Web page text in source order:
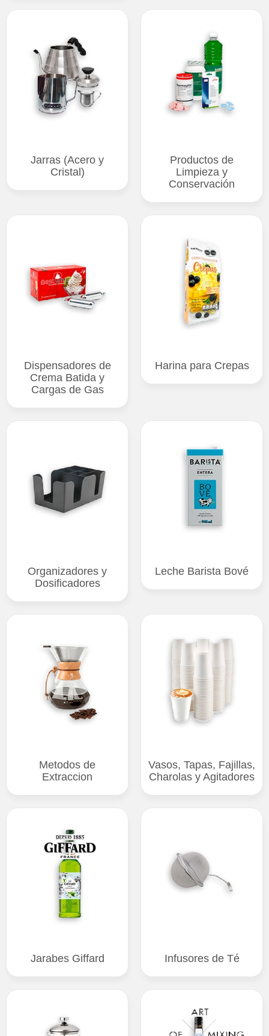
Jarras (Acero y
Cristal)
Productos de
Limpieza y
Conservación
Dispensadores de
Crema Batida y
Cargas de Gas
Harina para Crepas
Organizadores y
Dosificadores
Leche Barista Bové
Metodos de
Extraccion
Vasos, Tapas, Fajillas,
Charolas y Agitadores
Jarabes Giffard Infusores de Té